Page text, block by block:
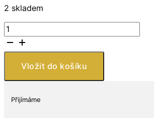
2 skladem
Stříbrná
medaile
9Fine
&
Rod
Vložit do košíku
Přijímáme